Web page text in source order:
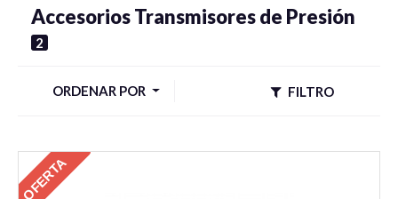
Accesorios Transmisores de Presión
2
ORDENAR POR FILTRO
OFERTA
Compresores